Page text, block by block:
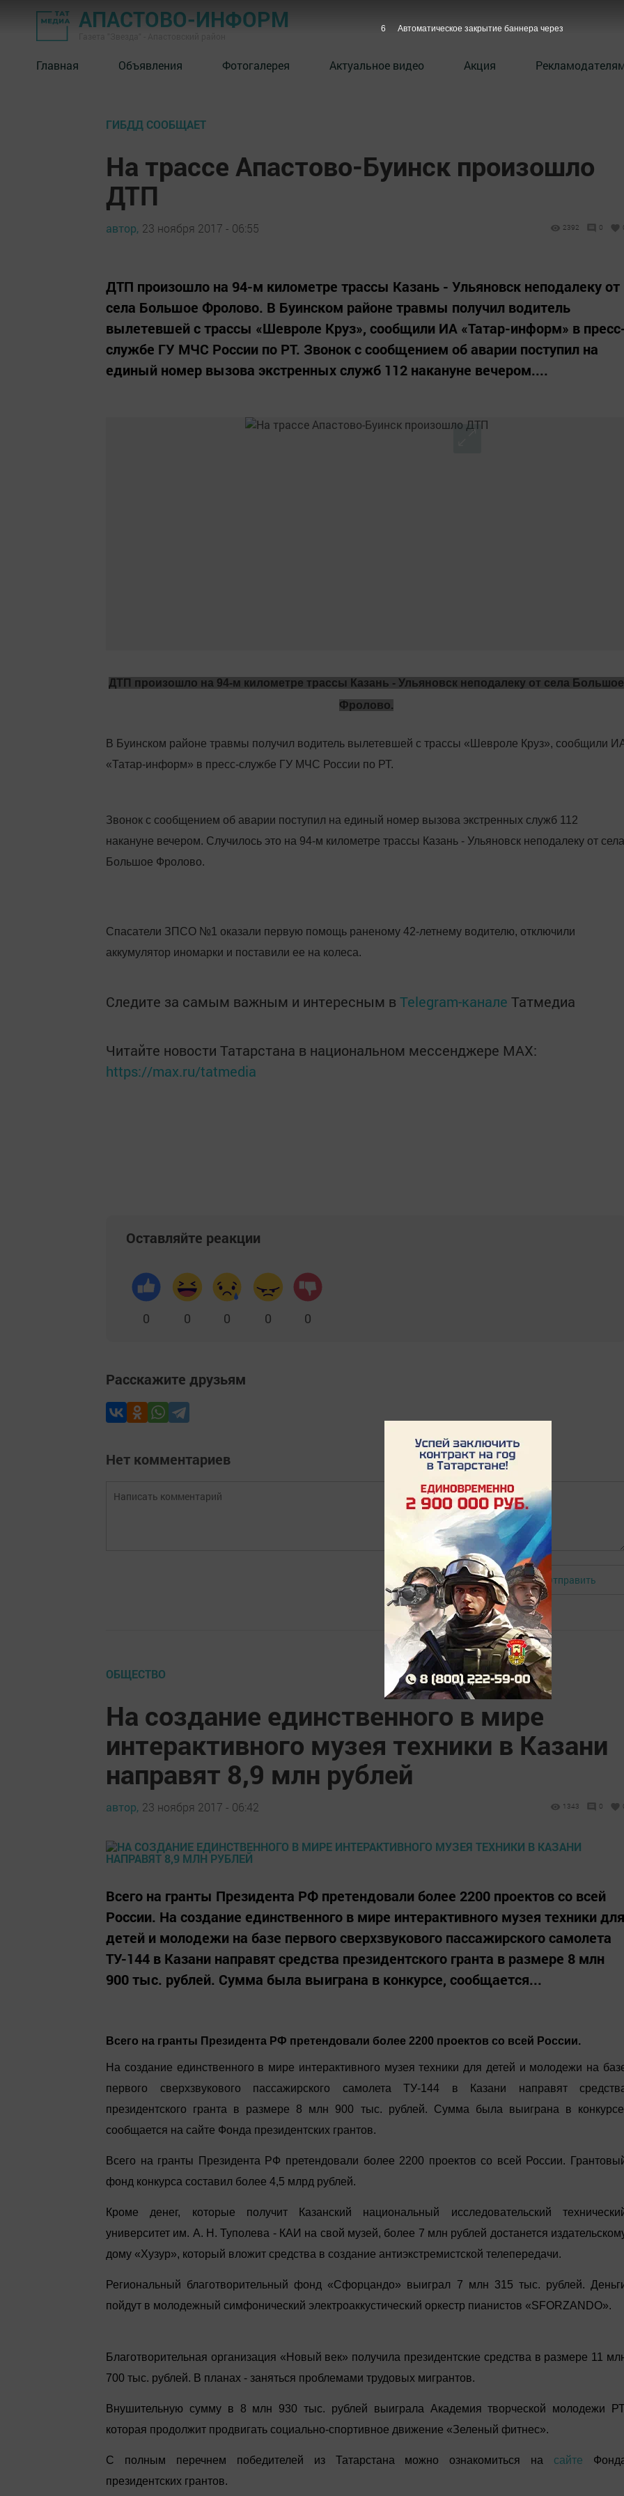
АПАСТОВО-ИНФОРМ
Главная Объявления Фотогалерея Актуальное видео Акция
ГИБДД СООБЩАЕТ
На трассе Апастово-Буинск произошло
ДТП
автор, 23 ноября 2017 - 06:55 2392 0
ДТП произошло на 94-м километре трассы Казань - Ульяновск неподалеку от
села Большое Фролово. В Буинском районе травмы получил водитель
вылетевшей с трассы «Шевроле Круз», сообщили ИА «Татар-информ» в
службе ГУ МЧС России по РТ. Звонок с сообщением об аварии поступил на
единый номер вызова экстренных служб 112 накануне вечером....
ДТП произошло на 94-м километре трассы Казань - Ульяновск неподалеку от села Большое
Фролово.
В Буинском районе травмы получил водитель вылетевшей с трассы «Шевроле Круз», сообщили
«Татар-информ» в пресс-службе ГУ МЧС России по РТ.
Звонок с сообщением об аварии поступил на единый номер вызова экстренных служб 112
накануне вечером. Случилось это на 94-м километре трассы Казань - Ульяновск неподалеку от села
Большое Фролово.
Спасатели ЗПСО №1 оказали первую помощь раненому 42-летнему водителю, отключили
аккумулятор иномарки и поставили ее на колеса.
Следите за самым важным и интересным в Telegram-канале Татмедиа
Читайте новости Татарстана в национальном мессенджере MАХ:
https://max.ru/tatmedia
Оставляйте реакции
0 0 0 0 0
Расскажите друзьям
Нет комментариев
Авторизоваться Отправить
ОБЩЕСТВО
На создание единственного в мире
интерактивного музея техники в Казани
направят 8,9 млн рублей
автор, 23 ноября 2017 - 06:42 1343 0
Всего на гранты Президента РФ претендовали более 2200 проектов со всей
России. На создание единственного в мире интерактивного музея техники для
детей и молодежи на базе первого сверхзвукового пассажирского самолета
ТУ-144 в Казани направят средства президентского гранта в размере 8 млн
900 тыс. рублей. Сумма была выиграна в конкурсе, сообщается...
Всего на гранты Президента РФ претендовали более 2200 проектов со всей России.
На создание единственного в мире интерактивного музея техники для детей и молодежи на
первого сверхзвукового пассажирского самолета ТУ-144 в Казани направят
президентского гранта в размере 8 млн 900 тыс. рублей. Сумма была выиграна в
сообщается на сайте Фонда президентских грантов.
Всего на гранты Президента РФ претендовали более 2200 проектов со всей России.
фонд конкурса составил более 4,5 млрд рублей.
Кроме денег, которые получит Казанский национальный исследовательский
университет им. А. Н. Туполева - КАИ на свой музей, более 7 млн рублей достанется
дому «Хузур», который вложит средства в создание антиэкстремистской телепередачи.
Региональный благотворительный фонд «Сфорцандо» выиграл 7 млн 315 тыс. рублей.
пойдут в молодежный симфонический электроаккустический оркестр пианистов «SFORZANDO».
Благотворительная организация «Новый век» получила президентские средства в размере 11
700 тыс. рублей. В планах - заняться проблемами трудовых мигрантов.
Внушительную сумму в 8 млн 930 тыс. рублей выиграла Академия творческой молодежи
которая продолжит продвигать социально-спортивное движение «Зеленый фитнес».
С полным перечнем победителей из Татарстана можно ознакомиться на сайте
президентских грантов.
5 Автоматическое закрытие баннера через